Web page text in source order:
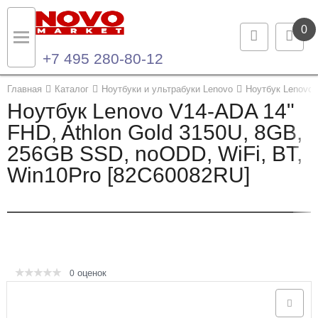
0
+7 495 280-80-12
Главная Каталог Ноутбуки и ультрабуки Lenovo Ноутбук
Ноутбук Lenovo V14-ADA 14"
FHD, Athlon Gold 3150U, 8GB,
256GB SSD, noODD, WiFi, BT,
Win10Pro [82C60082RU]
0 оценок
Назад
Каталог продукции
Ноутбуки и ультрабуки
Компьютеры
Опции и комплектующие
Назад
Контакты
Контактная информация